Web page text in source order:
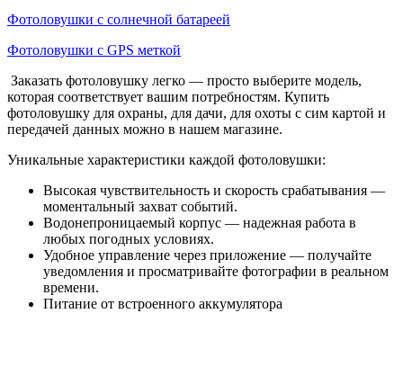
Фотоловушки с солнечной батареей
Фотоловушки с GPS меткой
Заказать фотоловушку легко — просто выберите модель,
которая соответствует вашим потребностям. Купить
фотоловушку для охраны, для дачи, для охоты с сим картой и
передачей данных можно в нашем магазине.
Уникальные характеристики каждой фотоловушки:
Высокая чувствительность и скорость срабатывания —
моментальный захват событий.
Водонепроницаемый корпус — надежная работа в
любых погодных условиях.
Удобное управление через приложение — получайте
уведомления и просматривайте фотографии в реальном
времени.
Питание от встроенного аккумулятора